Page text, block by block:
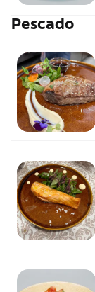
Pescado